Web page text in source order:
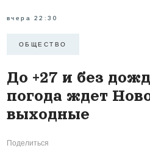
вчера 22:30
ОБЩЕСТВО
До +27 и без
погода ждет
выходные
Поделиться